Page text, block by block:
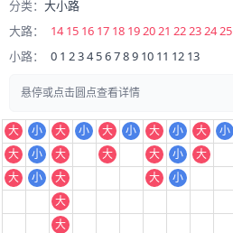
分类： 大小路
大路：
14 15 16 17 18 19 20 21 22 23 24
小路：
0 1 2 3 4 5 6 7 8 9 10 11 12 13
悬停或点击圆点查看详情
小
大
大
小
小
小
大
大
大
小
大
大
小
大
大
大
大
大
小
小
小
大
大
大